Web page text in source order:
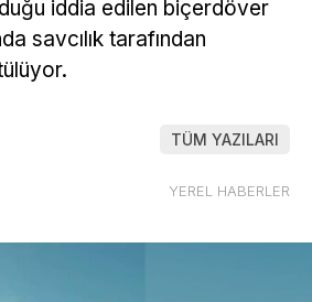
iddia edilen biçerdöver
savcılık tarafından
TÜM YAZILARI
YEREL HABERLER